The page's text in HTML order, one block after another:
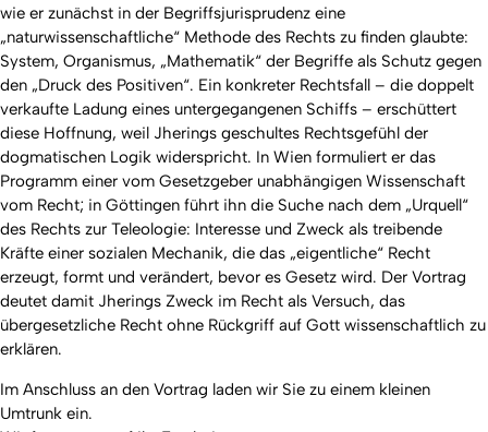
wie er zunächst in der Begriffsjurisprudenz eine
„naturwissenschaftliche“ Methode des Rechts zu finden glaubte:
System, Organismus, „Mathematik“ der Begriffe als Schutz gegen
den „Druck des Positiven“. Ein konkreter Rechtsfall – die doppelt
verkaufte Ladung eines untergegangenen Schiffs – erschüttert
diese Hoffnung, weil Jherings geschultes Rechtsgefühl der
dogmatischen Logik widerspricht. In Wien formuliert er das
Programm einer vom Gesetzgeber unabhängigen Wissenschaft
vom Recht; in Göttingen führt ihn die Suche nach dem „Urquell“
des Rechts zur Teleologie: Interesse und Zweck als treibende
Kräfte einer sozialen Mechanik, die das „eigentliche“ Recht
erzeugt, formt und verändert, bevor es Gesetz wird. Der Vortrag
deutet damit Jherings Zweck im Recht als Versuch, das
übergesetzliche Recht ohne Rückgriff auf Gott wissenschaftlich zu
erklären.
Im Anschluss an den Vortrag laden wir Sie zu einem kleinen
Umtrunk ein.